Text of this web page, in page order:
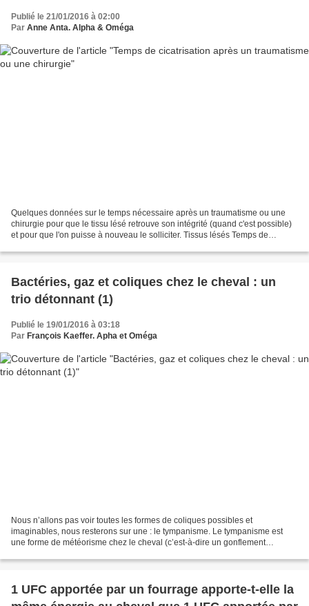
Publié le 21/01/2016 à 02:00
Par Anne Anta. Alpha & Oméga
Quelques données sur le temps nécessaire après un traumatisme ou une
chirurgie pour que le tissu lésé retrouve son intégrité (quand c'est possible)
et pour que l'on puisse à nouveau le solliciter. Tissus lésés Temps de
Bactéries, gaz et coliques chez le cheval : un
trio détonnant (1)
Publié le 19/01/2016 à 03:18
Par François Kaeffer. Apha et Oméga
Nous n’allons pas voir toutes les formes de coliques possibles et
imaginables, nous resterons sur une : le tympanisme. Le tympanisme est
une forme de météorisme chez le cheval (c’est-à-dire un gonflement
1 UFC apportée par un fourrage apporte-t-elle la